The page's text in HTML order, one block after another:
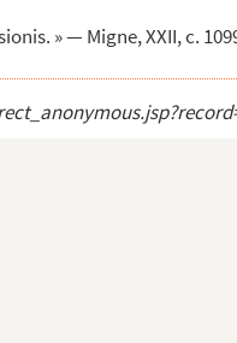
» — Migne, XXII, c.